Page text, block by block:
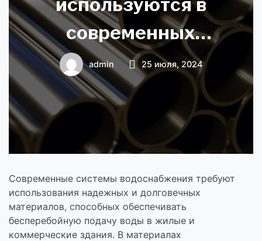
современных
системах
водоснабжения?
admin 25 июля, 2024
Современные системы водоснабжения требуют
использования надежных и долговечных
материалов, способных обеспечивать
бесперебойную подачу воды в жилые и
коммерческие здания. В материалах